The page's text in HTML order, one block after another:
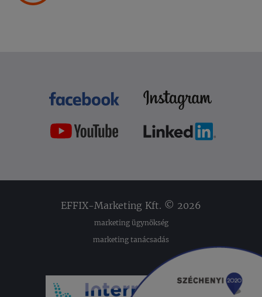
EFFIX-Marketing Kft. © 2026
marketing ügynökség
marketing tanácsadás